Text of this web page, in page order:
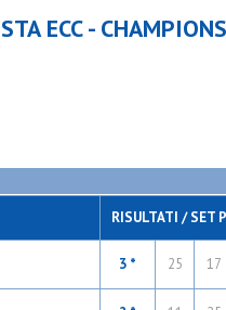
ECC -
RISULTATI / SET
3 * 25 17